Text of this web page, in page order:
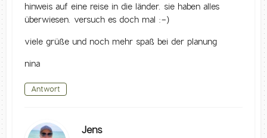
hinweis auf eine reise in die länder. sie haben alles
überwiesen. versuch es doch mal :-)
viele grüße und noch mehr spaß bei der planung
nina
Antwort
Jens